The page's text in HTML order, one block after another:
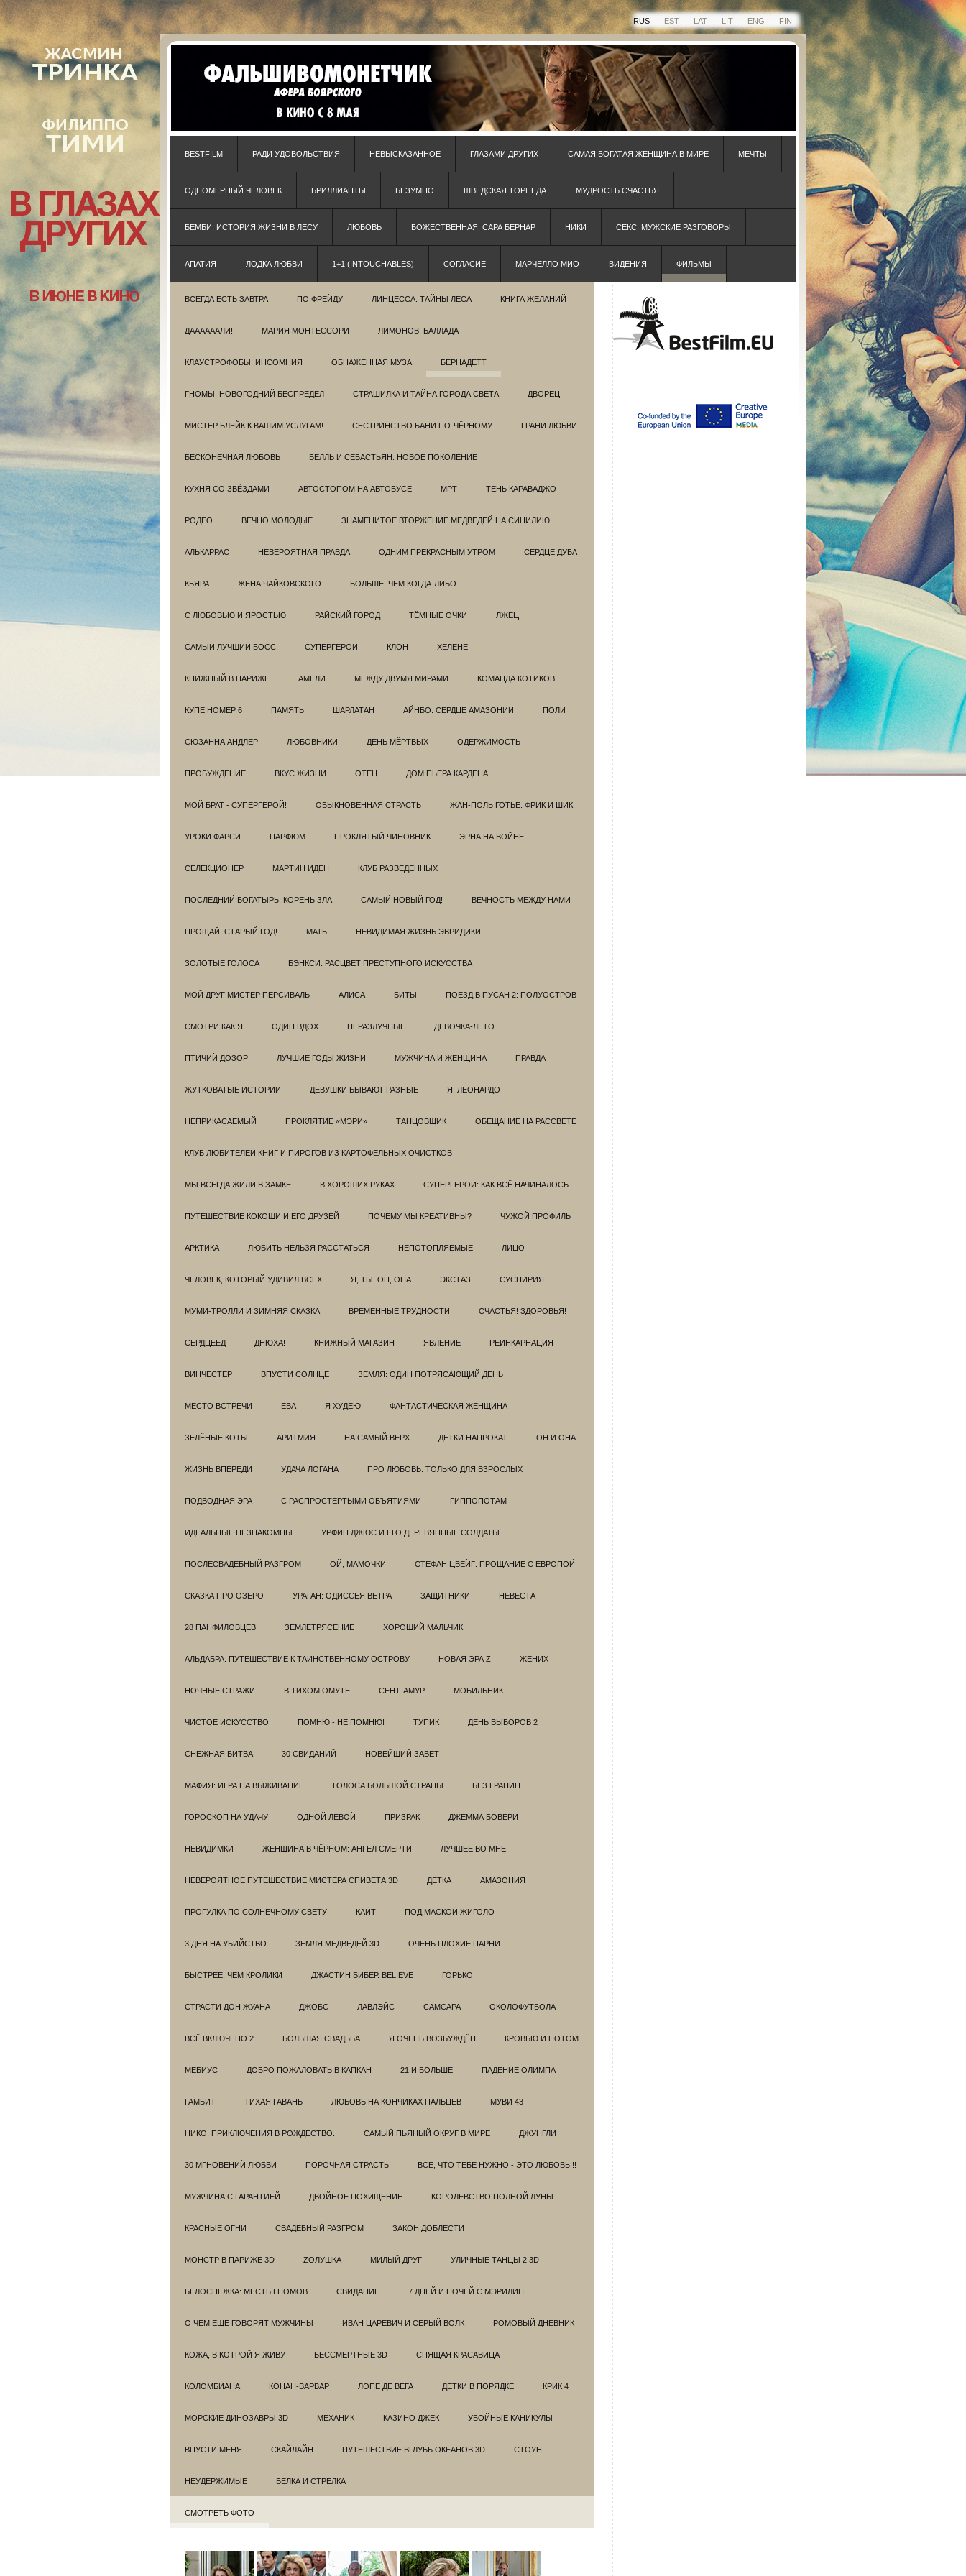
RUS EST LAT LIT ENG FIN
BESTFILM РАДИ УДОВОЛЬСТВИЯ НЕВЫСКАЗАННОЕ ГЛАЗАМИ ДРУГИХ САМАЯ БОГАТАЯ ЖЕНЩИНА В МИРЕ МЕЧТЫ
ОДНОМЕРНЫЙ ЧЕЛОВЕК БРИЛЛИАНТЫ БЕЗУМНО ШВЕДСКАЯ ТОРПЕДА МУДРОСТЬ СЧАСТЬЯ
БЕМБИ. ИСТОРИЯ ЖИЗНИ В ЛЕСУ ЛЮБОВЬ БОЖЕСТВЕННАЯ. САРА БЕРНАР НИКИ СЕКС. МУЖСКИЕ РАЗГОВОРЫ
АПАТИЯ ЛОДКА ЛЮБВИ 1+1 (INTOUCHABLES) СОГЛАСИЕ МАРЧЕЛЛО МИО ВИДЕНИЯ ФИЛЬМЫ
ВСЕГДА ЕСТЬ ЗАВТРА ПО ФРЕЙДУ ЛИНЦЕССА. ТАЙНЫ ЛЕСА КНИГА ЖЕЛАНИЙ
ДААААААЛИ! МАРИЯ МОНТЕССОРИ ЛИМОНОВ. БАЛЛАДА
КЛАУСТРОФОБЫ: ИНСОМНИЯ ОБНАЖЕННАЯ МУЗА БЕРНАДЕТТ
ГНОМЫ. НОВОГОДНИЙ БЕСПРЕДЕЛ СТРАШИЛКА И ТАЙНА ГОРОДА СВЕТА ДВОРЕЦ
МИСТЕР БЛЕЙК К ВАШИМ УСЛУГАМ! СЕСТРИНСТВО БАНИ ПО-ЧЁРНОМУ ГРАНИ ЛЮБВИ
БЕСКОНЕЧНАЯ ЛЮБОВЬ БЕЛЛЬ И СЕБАСТЬЯН: НОВОЕ ПОКОЛЕНИЕ
КУХНЯ СО ЗВЁЗДАМИ АВТОСТОПОМ НА АВТОБУСЕ МРТ ТЕНЬ КАРАВАДЖО
РОДЕО ВЕЧНО МОЛОДЫЕ ЗНАМЕНИТОЕ ВТОРЖЕНИЕ МЕДВЕДЕЙ НА СИЦИЛИЮ
АЛЬКАРРАС НЕВЕРОЯТНАЯ ПРАВДА ОДНИМ ПРЕКРАСНЫМ УТРОМ СЕРДЦЕ ДУБА
КЬЯРА ЖЕНА ЧАЙКОВСКОГО БОЛЬШЕ, ЧЕМ КОГДА-ЛИБО
С ЛЮБОВЬЮ И ЯРОСТЬЮ РАЙСКИЙ ГОРОД ТЁМНЫЕ ОЧКИ ЛЖЕЦ
САМЫЙ ЛУЧШИЙ БОСС СУПЕРГЕРОИ КЛОН ХЕЛЕНЕ
КНИЖНЫЙ В ПАРИЖЕ АМЕЛИ МЕЖДУ ДВУМЯ МИРАМИ КОМАНДА КОТИКОВ
КУПЕ НОМЕР 6 ПАМЯТЬ ШАРЛАТАН АЙНБО. СЕРДЦЕ АМАЗОНИИ ПОЛИ
СЮЗАННА АНДЛЕР ЛЮБОВНИКИ ДЕНЬ МЁРТВЫХ ОДЕРЖИМОСТЬ
ПРОБУЖДЕНИЕ ВКУС ЖИЗНИ ОТЕЦ ДОМ ПЬЕРА КАРДЕНА
МОЙ БРАТ - СУПЕРГЕРОЙ! ОБЫКНОВЕННАЯ СТРАСТЬ ЖАН-ПОЛЬ ГОТЬЕ: ФРИК И ШИК
УРОКИ ФАРСИ ПАРФЮМ ПРОКЛЯТЫЙ ЧИНОВНИК ЭРНА НА ВОЙНЕ
СЕЛЕКЦИОНЕР МАРТИН ИДЕН КЛУБ РАЗВЕДEННЫХ
ПОСЛЕДНИЙ БОГАТЫРЬ: КОРЕНЬ ЗЛА САМЫЙ НОВЫЙ ГОД! ВЕЧНОСТЬ МЕЖДУ НАМИ
ПРОЩАЙ, СТАРЫЙ ГОД! МАТЬ НЕВИДИМАЯ ЖИЗНЬ ЭВРИДИКИ
ЗОЛОТЫЕ ГОЛОСА БЭНКСИ. РАСЦВЕТ ПРЕСТУПНОГО ИСКУССТВА
МОЙ ДРУГ МИСТЕР ПЕРСИВАЛЬ АЛИСА БИТЫ ПОЕЗД В ПУСАН 2: ПОЛУОСТРОВ
СМОТРИ КАК Я ОДИН ВДОХ НЕРАЗЛУЧНЫЕ ДЕВОЧКА-ЛЕТО
ПТИЧИЙ ДОЗОР ЛУЧШИЕ ГОДЫ ЖИЗНИ МУЖЧИНА И ЖЕНЩИНА ПРАВДА
ЖУТКОВАТЫЕ ИСТОРИИ ДЕВУШКИ БЫВАЮТ РАЗНЫЕ Я, ЛЕОНАРДО
НЕПРИКАСАЕМЫЙ ПРОКЛЯТИЕ «МЭРИ» ТАНЦОВЩИК ОБЕЩАНИЕ НА РАССВЕТЕ
КЛУБ ЛЮБИТЕЛЕЙ КНИГ И ПИРОГОВ ИЗ КАРТОФЕЛЬНЫХ ОЧИСТКОВ
МЫ ВСЕГДА ЖИЛИ В ЗАМКЕ В ХОРОШИХ РУКАХ СУПЕРГЕРОИ: КАК ВСЁ НАЧИНАЛОСЬ
ПУТЕШЕСТВИЕ КОКОШИ И ЕГО ДРУЗЕЙ ПОЧЕМУ МЫ КРЕАТИВНЫ? ЧУЖОЙ ПРОФИЛЬ
АРКТИКА ЛЮБИТЬ НЕЛЬЗЯ РАССТАТЬСЯ НЕПОТОПЛЯЕМЫЕ ЛИЦО
ЧЕЛОВЕК, КОТОРЫЙ УДИВИЛ ВСЕХ Я, ТЫ, ОН, ОНА ЭКСТАЗ СУСПИРИЯ
МУМИ-ТРОЛЛИ И ЗИМНЯЯ СКАЗКА ВРЕМЕННЫЕ ТРУДНОСТИ СЧАСТЬЯ! ЗДОРОВЬЯ!
СЕРДЦЕЕД ДНЮХА! КНИЖНЫЙ МАГАЗИН ЯВЛЕНИЕ РЕИНКАРНАЦИЯ
ВИНЧЕСТЕР ВПУСТИ СОЛНЦЕ ЗЕМЛЯ: ОДИН ПОТРЯСАЮЩИЙ ДЕНЬ
МЕСТО ВСТРЕЧИ ЕВА Я ХУДЕЮ ФАНТАСТИЧЕСКАЯ ЖЕНЩИНА
ЗЕЛЁНЫЕ КОТЫ АРИТМИЯ НА САМЫЙ ВЕРХ ДЕТКИ НАПРОКАТ ОН И ОНА
ЖИЗНЬ ВПЕРЕДИ УДАЧА ЛОГАНА ПРО ЛЮБОВЬ. ТОЛЬКО ДЛЯ ВЗРОСЛЫХ
ПОДВОДНАЯ ЭРА С РАСПРОСТЕРТЫМИ ОБЪЯТИЯМИ ГИППОПОТАМ
ИДЕАЛЬНЫЕ НЕЗНАКОМЦЫ УРФИН ДЖЮС И ЕГО ДЕРЕВЯННЫЕ СОЛДАТЫ
ПОСЛЕСВАДЕБНЫЙ РАЗГРОМ ОЙ, МАМОЧКИ СТЕФАН ЦВЕЙГ: ПРОЩАНИЕ С ЕВРОПОЙ
СКАЗКА ПРО ОЗЕРО УРАГАН: ОДИССЕЯ ВЕТРА ЗАЩИТНИКИ НЕВЕСТА
28 ПАНФИЛОВЦЕВ ЗЕМЛЕТРЯСЕНИЕ ХОРОШИЙ МАЛЬЧИК
АЛЬДАБРА. ПУТЕШЕСТВИЕ К ТАИНСТВЕННОМУ ОСТРОВУ НОВАЯ ЭРА Z ЖЕНИХ
НОЧНЫЕ СТРАЖИ В ТИХОМ ОМУТЕ СЕНТ-АМУР МОБИЛЬНИК
ЧИСТОЕ ИСКУССТВО ПОМНЮ - НЕ ПОМНЮ! ТУПИК ДЕНЬ ВЫБОРОВ 2
СНЕЖНАЯ БИТВА 30 СВИДАНИЙ НОВЕЙШИЙ ЗАВЕТ
МАФИЯ: ИГРА НА ВЫЖИВАНИЕ ГОЛОСА БОЛЬШОЙ СТРАНЫ БЕЗ ГРАНИЦ
ГОРОСКОП НА УДАЧУ ОДНОЙ ЛЕВОЙ ПРИЗРАК ДЖЕММА БОВЕРИ
НЕВИДИМКИ ЖЕНЩИНА В ЧЁРНОМ: АНГЕЛ СМЕРТИ ЛУЧШЕЕ ВО МНЕ
НЕВЕРОЯТНОЕ ПУТЕШЕСТВИЕ МИСТЕРА СПИВЕТА 3D ДЕТКА АМАЗОНИЯ
ПРОГУЛКА ПО СОЛНЕЧНОМУ СВЕТУ КАЙТ ПОД МАСКОЙ ЖИГОЛО
3 ДНЯ НА УБИЙСТВО ЗЕМЛЯ МЕДВЕДЕЙ 3D ОЧЕНЬ ПЛОХИЕ ПАРНИ
БЫСТРЕЕ, ЧЕМ КРОЛИКИ ДЖАСТИН БИБЕР. BELIEVE ГОРЬКО!
СТРАСТИ ДОН ЖУАНА ДЖОБС ЛАВЛЭЙС САМСАРА ОКОЛОФУТБОЛА
ВСЁ ВКЛЮЧЕНО 2 БОЛЬШАЯ СВАДЬБА Я ОЧЕНЬ ВОЗБУЖДЁН КРОВЬЮ И ПОТОМ
МЁБИУС ДОБРО ПОЖАЛОВАТЬ В КАПКАН 21 И БОЛЬШЕ ПАДЕНИЕ ОЛИМПА
ГАМБИТ ТИХАЯ ГАВАНЬ ЛЮБОВЬ НА КОНЧИКАХ ПАЛЬЦЕВ МУВИ 43
НИКО. ПРИКЛЮЧЕНИЯ В РОЖДЕСТВО. САМЫЙ ПЬЯНЫЙ ОКРУГ В МИРЕ ДЖУНГЛИ
30 МГНОВЕНИЙ ЛЮБВИ ПОРОЧНАЯ СТРАСТЬ ВСЁ, ЧТО ТЕБЕ НУЖНО - ЭТО ЛЮБОВЬ!!!
МУЖЧИНА С ГАРАНТИЕЙ ДВОЙНОЕ ПОХИЩЕНИЕ КОРОЛЕВСТВО ПОЛНОЙ ЛУНЫ
КРАСНЫЕ ОГНИ СВАДЕБНЫЙ РАЗГРОМ ЗАКОН ДОБЛЕСТИ
МОНСТР В ПАРИЖЕ 3D ZОЛУШКА МИЛЫЙ ДРУГ УЛИЧНЫЕ ТАНЦЫ 2 3D
БЕЛОСНЕЖКА: МЕСТЬ ГНОМОВ СВИДАНИЕ 7 ДНЕЙ И НОЧЕЙ С МЭРИЛИН
О ЧЁМ ЕЩЁ ГОВОРЯТ МУЖЧИНЫ ИВАН ЦАРЕВИЧ И СЕРЫЙ ВОЛК РОМОВЫЙ ДНЕВНИК
КОЖА, В КОТРОЙ Я ЖИВУ БЕССМЕРТНЫЕ 3D СПЯЩАЯ КРАСАВИЦА
КОЛОМБИАНА КОНАН-ВАРВАР ЛОПЕ ДЕ ВЕГА ДЕТКИ В ПОРЯДКЕ КРИК 4
МОРСКИЕ ДИНОЗАВРЫ 3D МЕХАНИК КАЗИНО ДЖЕК УБОЙНЫЕ КАНИКУЛЫ
ВПУСТИ МЕНЯ СКАЙЛАЙН ПУТЕШЕСТВИЕ ВГЛУБЬ ОКЕАНОВ 3D СТОУН
НЕУДЕРЖИМЫЕ БЕЛКА И СТРЕЛКА
СМОТРЕТЬ ФОТО